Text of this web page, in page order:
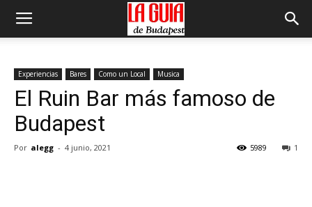
Experiencias Bares Como un Local Musica
El Ruin Bar más famoso de
Budapest
Por alegg - 4 junio, 2021 1
5989